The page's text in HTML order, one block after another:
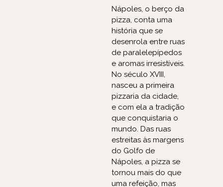
Nápoles, o berço da
pizza, conta uma
história que se
desenrola entre ruas
de paralelepípedos
e aromas irresistíveis.
No século XVIII,
nasceu a primeira
pizzaria da cidade,
e com ela a tradição
que conquistaria o
mundo. Das ruas
estreitas às margens
do Golfo de
Nápoles, a pizza se
tornou mais do que
uma refeição, mas